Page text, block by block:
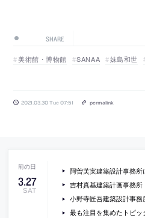
SHARE
美術館・博物館 SANAA 妹島和世
2021.03.30 Tue 07:51 permalink
3.27
SAT
阿曽芙実建築設計事務所
吉村真基建築計画事務所｜MYAO
小野寺匠吾建築設計事務所による
最も注目を集めたトピ